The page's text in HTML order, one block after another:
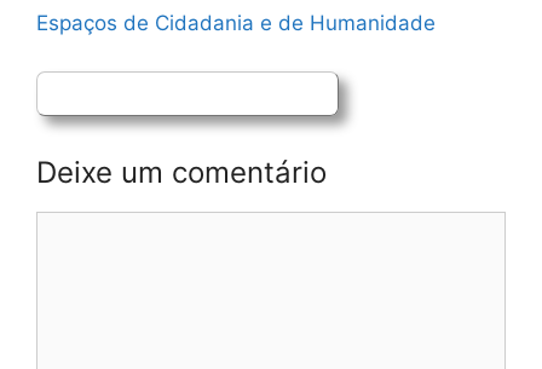
Espaços de Cidadania e de Humanidade
Deixe um comentário